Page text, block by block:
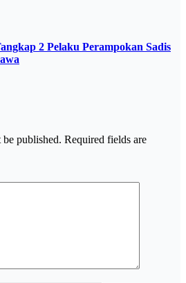
2 Pelaku Perampokan Sadis
published. Required fields are